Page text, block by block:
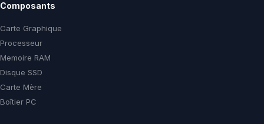
Composants
Carte Graphique
Processeur
Memoire RAM
Disque SSD
Carte Mère
Boîtier PC